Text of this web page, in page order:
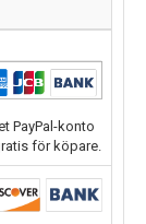
PayPal-konto
för köpare.